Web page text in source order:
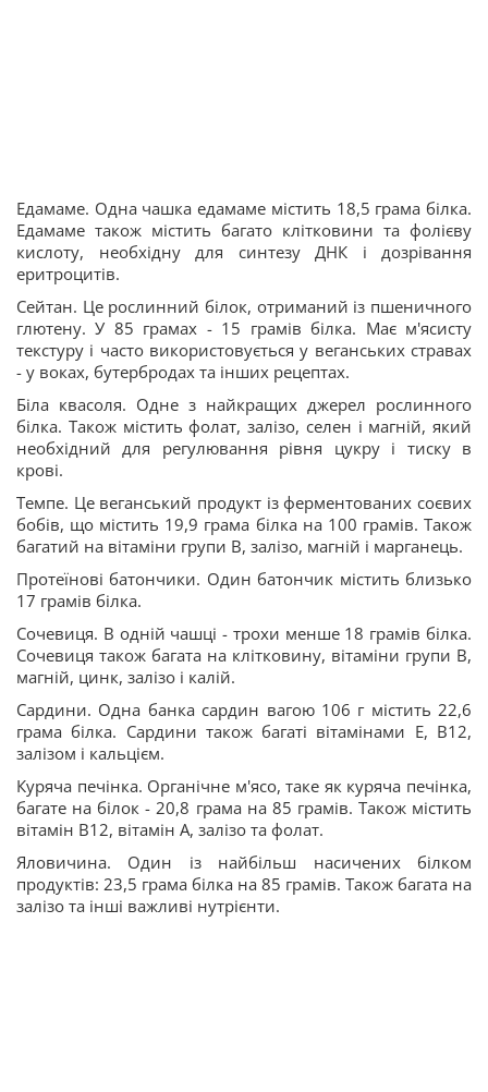
Едамаме. Одна чашка едамаме містить 18,5 грама білка.
Едамаме також містить багато клітковини та фолієву
кислоту, необхідну для синтезу ДНК і дозрівання
еритроцитів.
Сейтан. Це рослинний білок, отриманий із пшеничного
глютену. У 85 грамах - 15 грамів білка. Має м'ясисту
текстуру і часто використовується у веганських стравах
- у воках, бутербродах та інших рецептах.
Біла квасоля. Одне з найкращих джерел рослинного
білка. Також містить фолат, залізо, селен і магній, який
необхідний для регулювання рівня цукру і тиску в
крові.
Темпе. Це веганський продукт із ферментованих соєвих
бобів, що містить 19,9 грама білка на 100 грамів. Також
багатий на вітаміни групи B, залізо, магній і марганець.
Протеїнові батончики. Один батончик містить близько
17 грамів білка.
Сочевиця. В одній чашці - трохи менше 18 грамів білка.
Сочевиця також багата на клітковину, вітаміни групи B,
магній, цинк, залізо і калій.
Сардини. Одна банка сардин вагою 106 г містить 22,6
грама білка. Сардини також багаті вітамінами E, B12,
залізом і кальцієм.
Куряча печінка. Органічне м'ясо, таке як куряча печінка,
багате на білок - 20,8 грама на 85 грамів. Також містить
вітамін B12, вітамін A, залізо та фолат.
Яловичина. Один із найбільш насичених білком
продуктів: 23,5 грама білка на 85 грамів. Також багата на
залізо та інші важливі нутрієнти.